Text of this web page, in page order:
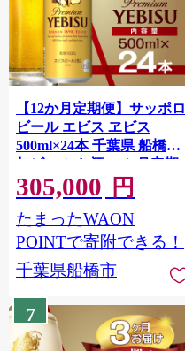
【12か月定期便】サッポロ
ビール エビス ヱビス
500ml×24本 千葉県 船橋市
缶ビール お酒 12か月定期
便
305,000 円
たまったWAON
POINTで寄附できる！
千葉県船橋市
7